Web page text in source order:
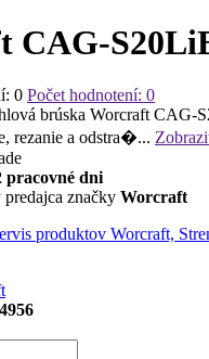
CAG-
Počet hodnotení: 0
brúska Worcraft CAG-
rezanie a odstra�...
pracovné dni
predajca značky Worcraft
produktov Worcraft,